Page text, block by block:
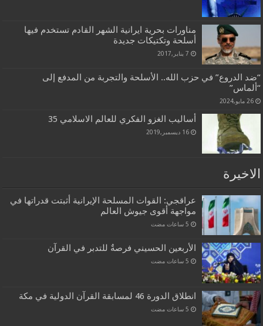
مناورات بحرية ايرانية الشهر القادم تستخدم فيها
أسلحة وتكتيكات جديدة
7 يناير,2017
“ضد الدروع” في حزب الله.. الأسلحة والتجربة من المدفع إلى
“ألماس”
26 مايو,2024
أساليب الغزو الفكري للعالم الاسلامي 35
16 ديسمبر,2019
الاخيرة
عراقجي: القوات المسلحة الإيرانية أثبتت قدراتها في
مواجهة أقوى جيوش العالم
الأربعين الحسيني فرصةٌ للتدبر في القرآن
انطلاق الدورة 46 لمسابقة القرآن الدولية في مكة